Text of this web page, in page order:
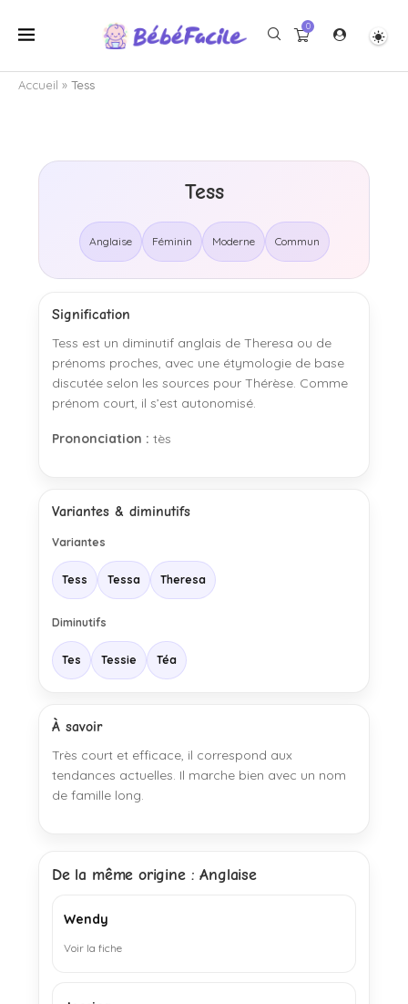
0
Accueil » Tess
Tess
Anglaise Féminin Moderne Commun
Signification
Tess est un diminutif anglais de Theresa ou de
prénoms proches, avec une étymologie de base
discutée selon les sources pour Thérèse. Comme
prénom court, il s’est autonomisé.
Prononciation : tès
Variantes & diminutifs
Variantes
Tess Tessa Theresa
Diminutifs
Tes Tessie Téa
À savoir
Très court et efficace, il correspond aux
tendances actuelles. Il marche bien avec un nom
de famille long.
De la même origine : Anglaise
Wendy
Voir la fiche